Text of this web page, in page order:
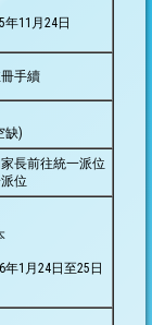
年11月24日
手續
缺)
長前往統一派位
位
年1月24日至25日